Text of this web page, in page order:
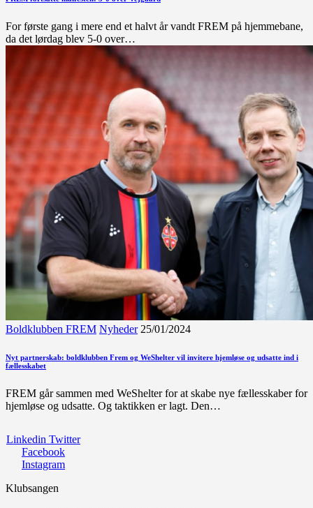
For første gang i mere end et halvt år vandt FREM på hjemmebane,
da det lørdag blev 5-0 over…
Boldklubben FREM Nyheder 25/01/2024
Nyt partnerskab: boldklubben Frem og WeShelter vil invitere hjemløse og udsatte ind i
fællesskabet
FREM går sammen med WeShelter for at skabe nye fællesskaber for
hjemløse og udsatte. Og taktikken er lagt. Den…
Linkedin Twitter
Facebook
Instagram
Klubsangen